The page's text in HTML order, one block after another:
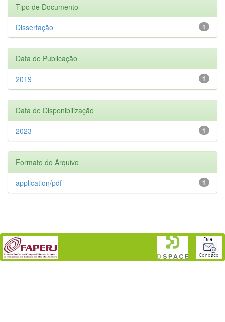
Tipo de Documento
1
Dissertação
Data de Publicação
1
2019
Data de Disponibilização
1
2023
Formato do Arquivo
1
application/pdf